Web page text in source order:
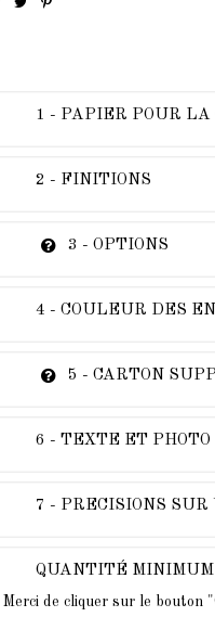
1 - PAPIER POUR
2 - FINITIONS
3 - OPTIONS
4 - COULEUR DES
5 - CARTON
6 - TEXTE ET PHOTO
7 - PRECISIONS SUR
QUANTITÉ
Merci de cliquer sur le